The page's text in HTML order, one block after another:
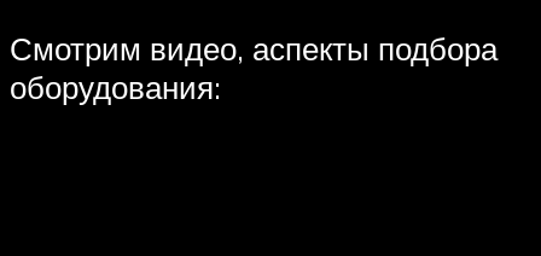
Смотрим видео, аспекты подбора
оборудования: